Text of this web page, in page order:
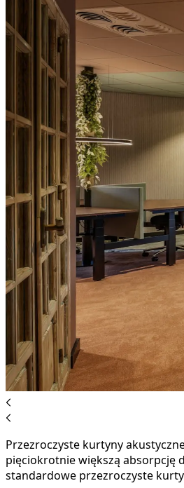
Przezroczyste kurtyny
pięciokrotnie większą absorpcję
standardowe przezroczyste